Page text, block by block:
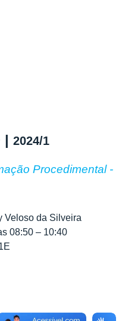
| 2024/1
Procedimental -
Veloso da Silveira
08:50 – 10:40